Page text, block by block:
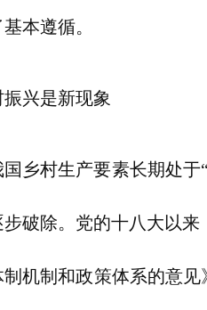
本遵循。
兴是新现象
乡村生产要素长期处
破除。党的十八大以
机制和政策体系的意